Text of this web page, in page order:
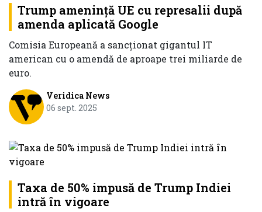
Trump amenință UE cu represalii după
amenda aplicată Google
Comisia Europeană a sancţionat gigantul IT
american cu o amendă de aproape trei miliarde de
euro.
Veridica News
06 sept. 2025
Taxa de 50% impusă de Trump Indiei
intră în vigoare